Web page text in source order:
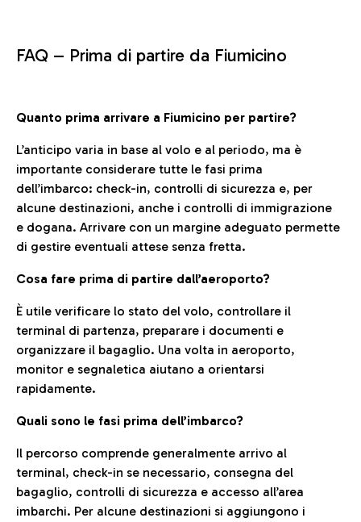
FAQ – Prima di partire da Fiumicino
Quanto prima arrivare a Fiumicino per partire?
L’anticipo varia in base al volo e al periodo, ma è
importante considerare tutte le fasi prima
dell’imbarco: check-in, controlli di sicurezza e, per
alcune destinazioni, anche i controlli di immigrazione
e dogana. Arrivare con un margine adeguato permette
di gestire eventuali attese senza fretta.
Cosa fare prima di partire dall’aeroporto?
È utile verificare lo stato del volo, controllare il
terminal di partenza, preparare i documenti e
organizzare il bagaglio. Una volta in aeroporto,
monitor e segnaletica aiutano a orientarsi
rapidamente.
Quali sono le fasi prima dell’imbarco?
Il percorso comprende generalmente arrivo al
terminal, check-in se necessario, consegna del
bagaglio, controlli di sicurezza e accesso all’area
imbarchi. Per alcune destinazioni si aggiungono i